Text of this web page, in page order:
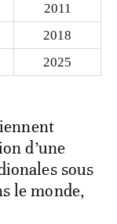
2011
2018
2025
d’une
sous
le monde,